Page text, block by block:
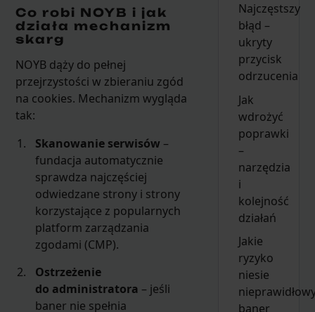
Co robi NOYB i jak
działa mechanizm
skarg
NOYB dąży do pełnej
przejrzystości w zbieraniu zgód
na cookies. Mechanizm wygląda
tak:
Skanowanie serwisów –
fundacja automatycznie
sprawdza najczęściej
odwiedzane strony i strony
korzystające z popularnych
platform zarządzania
zgodami (CMP).
Ostrzeżenie
do administratora – jeśli
baner nie spełnia
Najczęstszy
błąd –
ukryty
przycisk
odrzucenia
Jak
wdrożyć
poprawki
–
narzędzia
i
kolejność
działań
Jakie
ryzyko
niesie
baner